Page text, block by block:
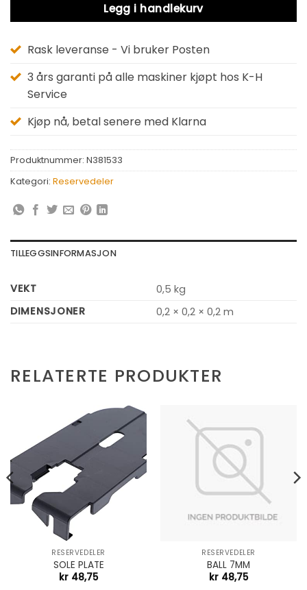
Legg i handlekurv
Rask leveranse - Vi bruker Posten
3 års garanti på alle maskiner kjøpt hos K-H
Service
Kjøp nå, betal senere med Klarna
Produktnummer: N381533
Kategori: Reservedeler
TILLEGGSINFORMASJON
VEKT
0,5 kg
DIMENSJONER
0,2 × 0,2 × 0,2 m
RELATERTE PRODUKTER
RESERVEDELER
SOLE PLATE
kr 48,75
RESERVEDELER
BALL 7MM
kr 48,75